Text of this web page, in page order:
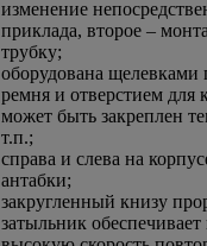
изменение
приклада, второе –
трубку;
оборудована щелевками
ремня и отверстием для
может быть закреплен
т.п.;
справа и слева на
антабки;
закругленный книзу
затыльник